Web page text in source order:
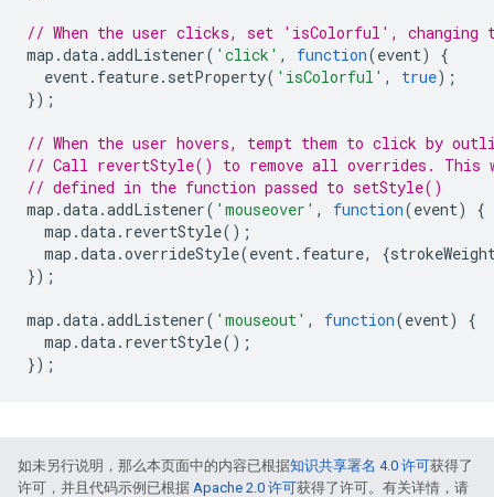
// When the user clicks, set 'isColorful',
map .data.addListener( 'click' , function(event)
{
event. feature. setProperty( 'isColorful' , true);
});
// When the user hovers, tempt them to click by
// Call revertStyle() to remove all overrides. This
// defined in the function passed to setStyle()
map .data.addListener( 'mouseover' , function(event)
{
map .data. revertStyle();
map .data.overrideStyle(event. feature, {
});
map .data.addListener( 'mouseout' , function(event)
{
map .data. revertStyle();
});
如未另行说明，那么本页面中的内容已根据知识共享署名 4.0 许可获得了
许可，并且代码示例已根据 Apache 2.0 许可获得了许可。有关详情，请